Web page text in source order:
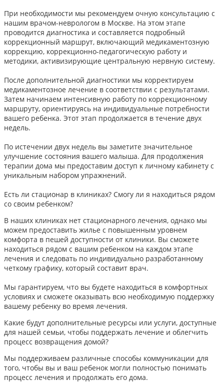
При необходимости мы рекомендуем очную консультацию с
нашим врачом-неврологом в Москве. На этом этапе
проводится диагностика и составляется подробный
коррекционный маршрут, включающий медикаментозную
коррекцию, коррекционно-педагогическую работу и
методики, активизирующие центральную нервную систему.
После дополнительной диагностики мы корректируем
медикаментозное лечение в соответствии с результатами.
Затем начинаем интенсивную работу по коррекционному
маршруту, ориентируясь на индивидуальные потребности
вашего ребенка. Этот этап продолжается в течение двух
недель.
По истечении двух недель вы заметите значительное
улучшение состояния вашего малыша. Для продолжения
терапии дома мы предоставим доступ к личному кабинету с
уникальным набором упражнений.
Есть ли стационар в клиниках? Смогу ли я находиться рядом
со своим ребенком?
В наших клиниках нет стационарного лечения, однако мы
можем предоставить жилье с повышенным уровнем
комфорта в пешей доступности от клиники. Вы сможете
находиться рядом с вашим ребенком на каждом этапе
лечения и следовать по индивидуально разработанному
четкому графику, который составит врач.
Мы гарантируем, что вы будете находиться в комфортных
условиях и сможете оказывать всю необходимую поддержку
вашему ребенку во время лечения.
Какие будут дополнительные ресурсы или услуги, доступные
для нашей семьи, чтобы поддержать лечение и облегчить
процесс возвращения домой?
Мы поддерживаем различные способы коммуникации для
того, чтобы вы и ваш ребенок могли полностью понимать
процесс лечения и продолжать его дома.